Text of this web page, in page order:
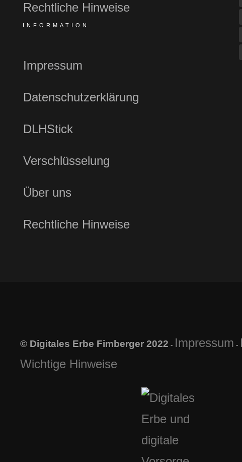
Rechtliche Hinweise
INFORMATION
Impressum
Datenschutzerklärung
DLHStick
Verschlüsselung
Über uns
Rechtliche Hinweise
© Digitales Erbe Fimberger 2022 - Impressum -
Wichtige Hinweise